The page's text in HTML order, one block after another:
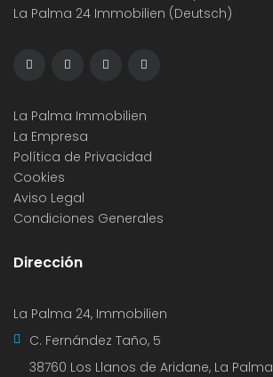
La Palma 24 Immobilien (Deutsch)
La Palma Immobilien
La Empresa
Política de Privacidad
Cookies
Aviso Legal
Condiciones Generales
Dirección
La Palma 24, Immobilien
C. Fernández Taño, 5
38760 Los Llanos de Aridane, La Palma